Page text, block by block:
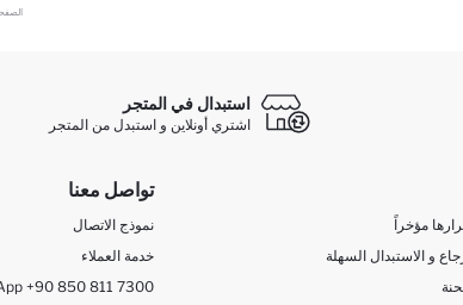
استبدال في المتجر
اشتري أونلاين و استبدل من المتجر
مؤخراً
و الاستبدال السهلة
تواصل معنا
نموذج الاتصال
خدمة العملاء
+90 850 811 7300